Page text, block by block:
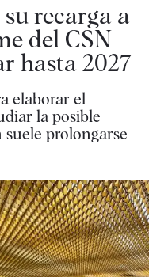
recarga a
del CSN
hasta 2027
elaborar el
la posible
prolongarse